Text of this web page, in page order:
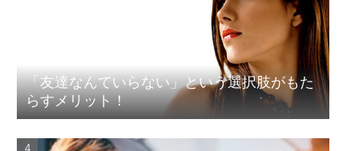
「友達なんていらない」という選択肢がもた
らすメリット！